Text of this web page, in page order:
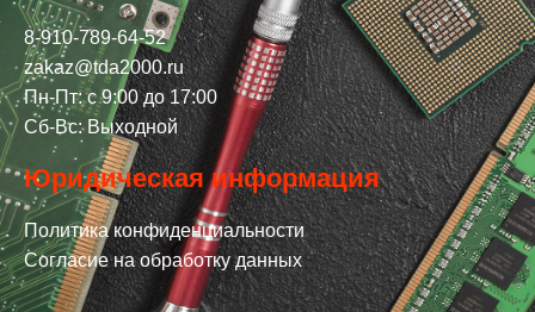
8-910-789-64-52
zakaz@tda2000.ru
Пн-Пт: с 9:00 до 17:00
Сб-Вс: Выходной
Юридическая информация
Политика конфиденциальности
Согласие на обработку данных